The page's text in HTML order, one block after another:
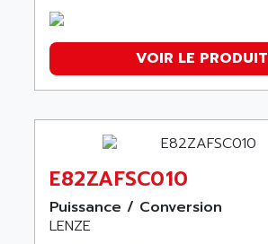
VOIR LE PRODUIT
E82ZAFSC010
Puissance / Conversion
LENZE